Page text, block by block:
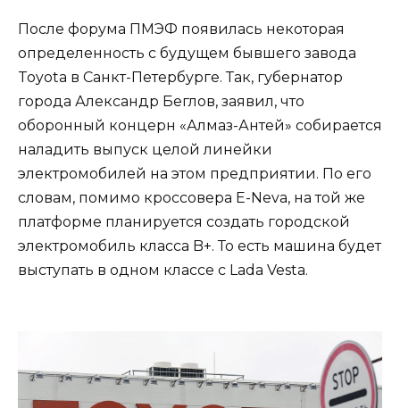
После форума ПМЭФ появилась некоторая
определенность с будущем бывшего завода
Toyota в Санкт-Петербурге. Так, губернатор
города Александр Беглов, заявил, что
оборонный концерн «Алмаз-Антей» собирается
наладить выпуск целой линейки
электромобилей на этом предприятии. По его
словам, помимо кроссовера E-Neva, на той же
платформе планируется создать городской
электромобиль класса B+. То есть машина будет
выступать в одном классе с Lada Vesta.